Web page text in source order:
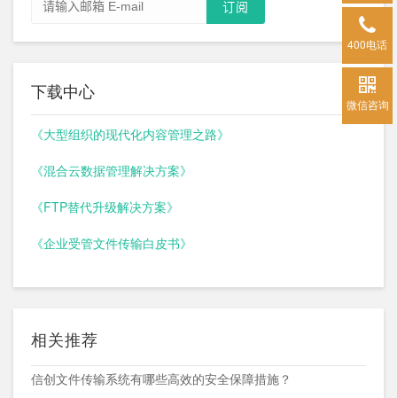
下载中心
《大型组织的现代化内容管理之路》
《混合云数据管理解决方案》
《FTP替代升级解决方案》
《企业受管文件传输白皮书》
相关推荐
信创文件传输系统有哪些高效的安全保障措施？
400电话
微信咨询